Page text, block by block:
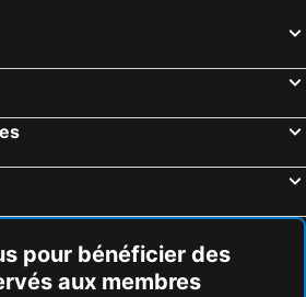
pour bénéficier des
aux membres